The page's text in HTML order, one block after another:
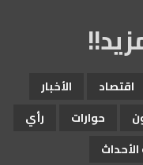
اقتصاد
الأخبار
حوارات
رأي